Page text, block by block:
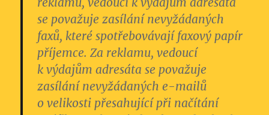
se považuje zasílání nevyžádaných
faxů, které spotřebovávají faxový papír
příjemce.Za reklamu, vedoucí
k výdajům adresáta se považuje
zasílání nevyžádaných e-mailů
o velikosti přesahující při načítání